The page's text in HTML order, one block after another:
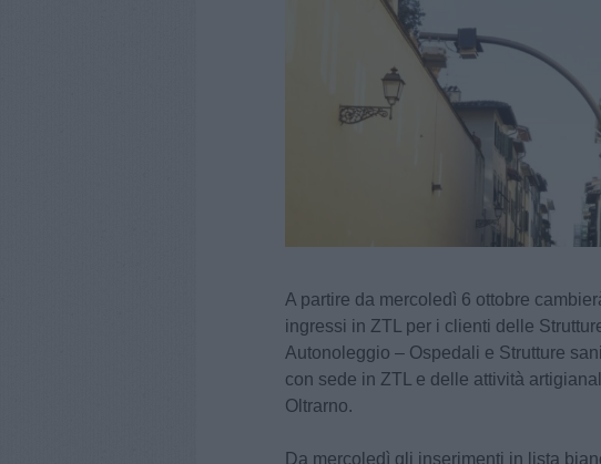
A partire da mercoledì 6 ottobre
ingressi in ZTL per i clienti delle
Autonoleggio – Ospedali e Strutture
con sede in ZTL e delle attività
Oltrarno.
Da mercoledì gli inserimenti in lista